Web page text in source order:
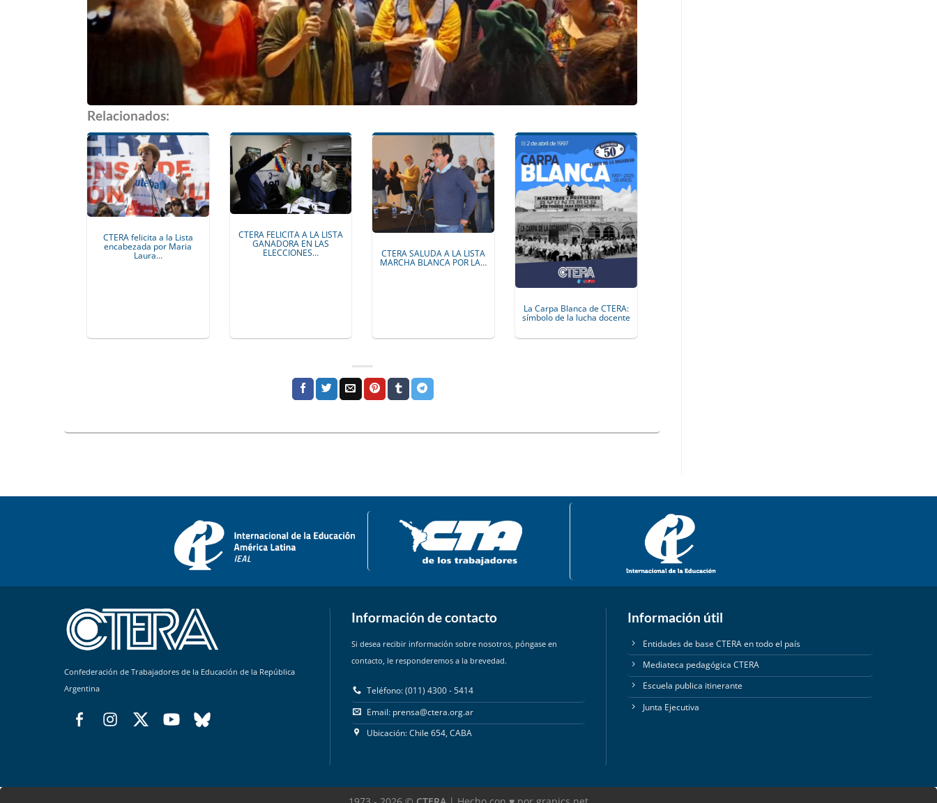
Relacionados:
CTERA felicita a la Lista
encabezada por Maria
Laura…
CTERA FELICITA A LA LISTA
GANADORA EN LAS
ELECCIONES… CTERA SALUDA A LA LISTA
MARCHA BLANCA POR LA…
La Carpa Blanca de CTERA:
símbolo de la lucha docente
Confederación de Trabajadores de la Educación de la República
Argentina
Información de contacto
Si desea recibir información sobre nosotros, póngase en
contacto, le responderemos a la brevedad.
Teléfono: (011) 4300 - 5414
Email: prensa@ctera.org.ar
Ubicación: Chile 654, CABA
Información útil
Entidades de base CTERA en todo el país
Mediateca pedagógica CTERA
Escuela publica itinerante
Junta Ejecutiva